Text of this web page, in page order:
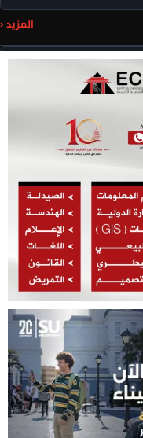
المزيد ‹
رموزاً مؤثرة ويدعو
الذكاء الاصطناعي
بالاستهلاك؟
المزيد ‹
الأوروبي يضع
الهجمات فورًا